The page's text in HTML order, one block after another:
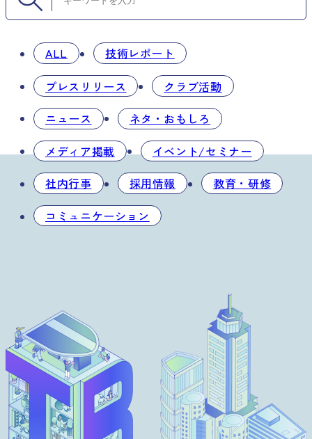
ALL
技術レポート
プレスリリース
クラブ活動
ニュース
ネタ・おもしろ
メディア掲載
イベント/セミナー
社内行事
採用情報
教育・研修
コミュニケーション